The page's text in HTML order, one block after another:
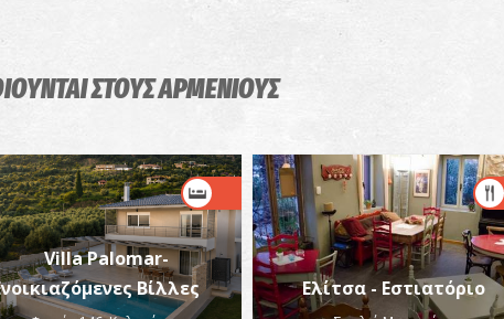
ΣΤΟΥΣ ΑΡΜΕΝΙΟΥΣ
Villa Palomar-
Βίλλες
Ελίτσα - Εστιατόριο